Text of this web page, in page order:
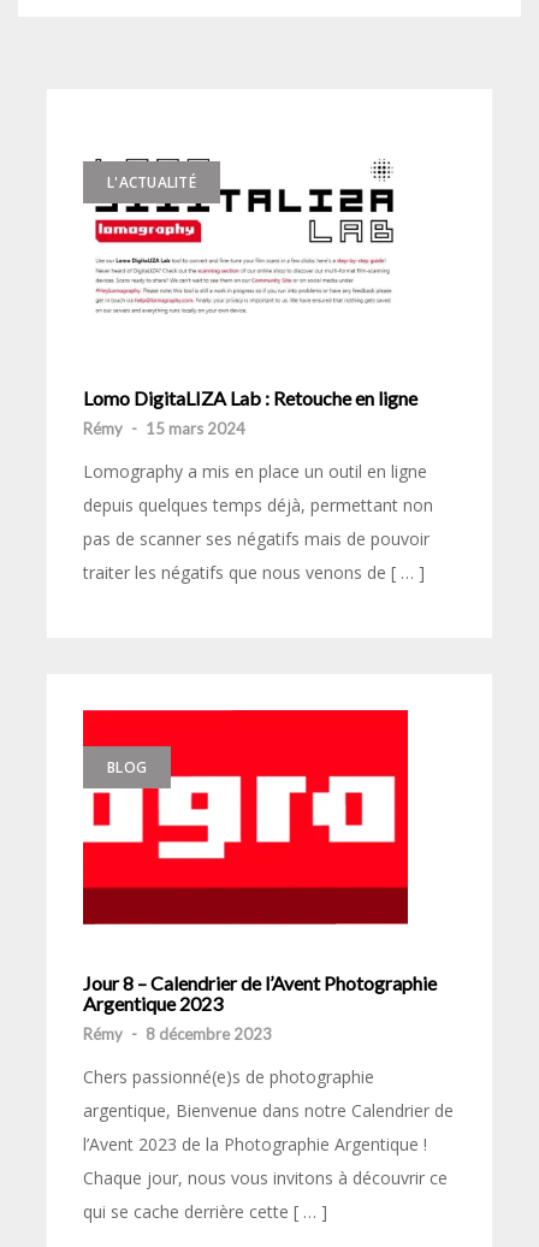
L'ACTUALITÉ
Lomo DigitaLIZA Lab : Retouche en ligne
Rémy - 15 mars 2024
Lomography a mis en place un outil en ligne
depuis quelques temps déjà, permettant non
pas de scanner ses négatifs mais de pouvoir
traiter les négatifs que nous venons de [ … ]
BLOG
Jour 8 – Calendrier de l’Avent Photographie
Argentique 2023
Rémy - 8 décembre 2023
Chers passionné(e)s de photographie
argentique, Bienvenue dans notre Calendrier de
l’Avent 2023 de la Photographie Argentique !
Chaque jour, nous vous invitons à découvrir ce
qui se cache derrière cette [ … ]